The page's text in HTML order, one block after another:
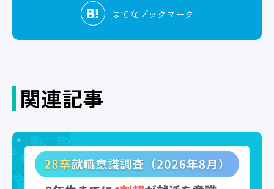
はてなブックマーク
関連記事